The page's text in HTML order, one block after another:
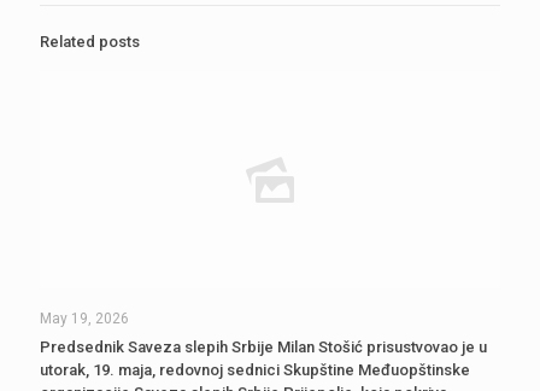
Related posts
May 19, 2026
Predsednik Saveza slepih Srbije Milan Stošić prisustvovao je u
utorak, 19. maja, redovnoj sednici Skupštine Međuopštinske